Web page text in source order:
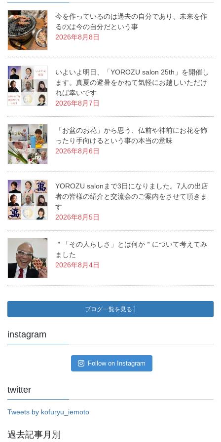
今を作っているのは過去の自分であり、未来を作
るのは今の自分だという事
2026年8月8日
いよいよ明日、「YOROZU salon 25th」を開催し
ます。真夏の避暑をかねて気軽にお越しいただけ
れば幸いです
2026年8月7日
「お盆のお花」から思う、仏前や神前にお花を飾
ったり手向けるという事の本当の意味
2026年8月6日
YOROZU salonまで3日になりました。7人の出店
者の皆様の紹介と交流会のご案内をさせて頂きま
す
2026年8月5日
＂「その人らしさ」とは何か＂について考えてみ
ました
2026年8月4日
ブログ一覧を見る
instagram
Follow on Instagram
twitter
Tweets by kofuryu_iemoto
過去記事月別